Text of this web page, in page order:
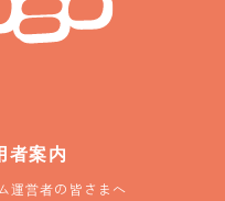
者案内
運営者の皆さまへ